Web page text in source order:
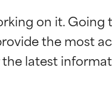
on it.
the most